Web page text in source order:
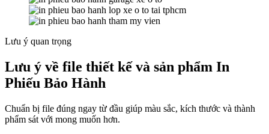
Lưu ý quan trọng
Lưu ý về file thiết kế và sản phẩm In
Phiếu Bảo Hành
Chuẩn bị file đúng ngay từ đầu giúp màu sắc, kích thước và thành
phẩm sát với mong muốn hơn.